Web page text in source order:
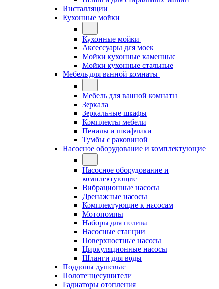
Инсталляции
Кухонные мойки
Кухонные мойки
Аксессуары для моек
Мойки кухонные каменные
Мойки кухонные стальные
Мебель для ванной комнаты
Мебель для ванной комнаты
Зеркала
Зеркальные шкафы
Комплекты мебели
Пеналы и шкафчики
Тумбы с раковиной
Насосное оборудование и комплектующие
Насосное оборудование и
комплектующие
Вибрационные насосы
Дренажные насосы
Комплектующие к насосам
Мотопомпы
Наборы для полива
Насосные станции
Поверхностные насосы
Циркуляционные насосы
Шланги для воды
Поддоны душевые
Полотенцесушители
Радиаторы отопления